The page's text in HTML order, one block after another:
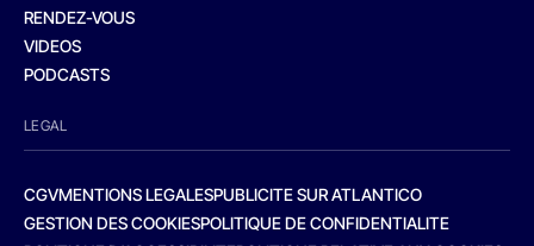
RENDEZ-VOUS
VIDEOS
PODCASTS
LEGAL
CGVMENTIONS LEGALESPUBLICITE SUR ATLANTICO
GESTION DES COOKIESPOLITIQUE DE CONFIDENTIALITE